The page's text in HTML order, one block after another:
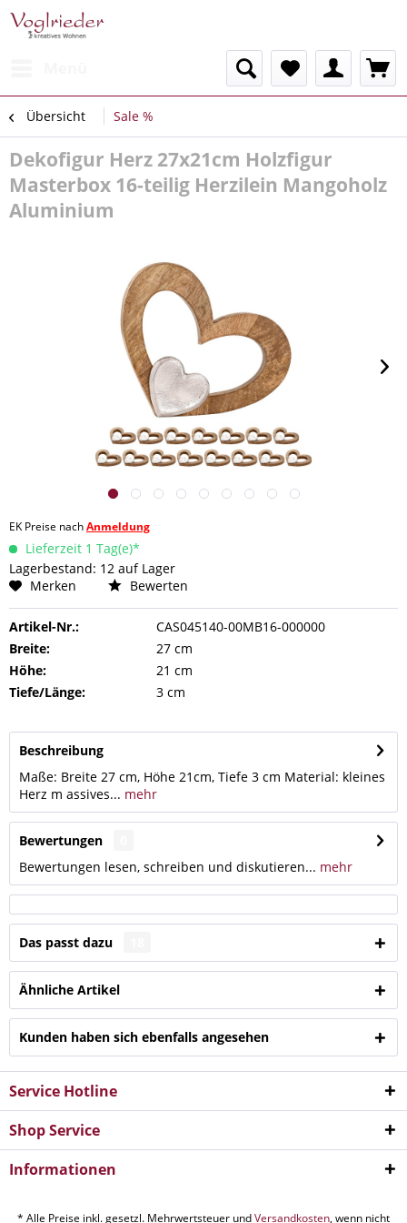
Übersicht Sale %
Dekofigur Herz 27x21cm Holzfigur
Masterbox 16-teilig Herzilein Mangoholz
Aluminium
EK Preise nachAnmeldung
Lieferzeit 1 Tag(e)*
Lagerbestand: 12 auf Lager
Merken
Bewerten
Artikel-Nr.:
CAS045140-00MB16-000000
Breite:
27 cm
Höhe:
21 cm
Tiefe/Länge:
3 cm
Beschreibung
Maße: Breite 27 cm, Höhe 21cm, Tiefe 3 cm Material: kleines
Herz m assives... mehr
Bewertungen
Bewertungen lesen, schreiben und diskutieren... mehr
Das passt dazu
Ähnliche Artikel
Kunden haben sich ebenfalls angesehen
Service Hotline
Shop Service
Informationen
* Alle Preise inkl. gesetzl. Mehrwertsteuer undVersandkosten, wenn nicht